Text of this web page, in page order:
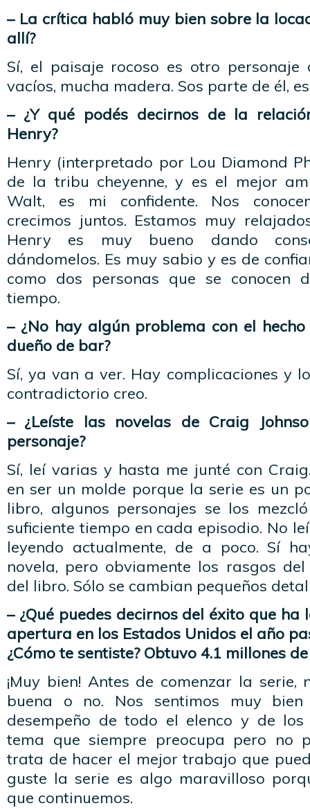
– La crítica habló muy bien sobre la
allí?
Sí, el paisaje rocoso es otro personaje
vacíos, mucha madera. Sos parte de él,
– ¿Y qué podés decirnos de la
Henry?
Henry (interpretado por Lou Diamond
de la tribu cheyenne, y es el mejor
Walt, es mi confidente. Nos
crecimos juntos. Estamos muy
Henry es muy bueno dando
dándomelos. Es muy sabio y es de
como dos personas que se conocen
tiempo.
– ¿No hay algún problema con el
dueño de bar?
Sí, ya van a ver. Hay complicaciones y
contradictorio creo.
– ¿Leíste las novelas de Craig
personaje?
Sí, leí varias y hasta me junté con
en ser un molde porque la serie es un
libro, algunos personajes se los
suficiente tiempo en cada episodio. No
leyendo actualmente, de a poco. Sí
novela, pero obviamente los rasgos
del libro. Sólo se cambian pequeños
– ¿Qué puedes decirnos del éxito que
apertura en los Estados Unidos el año
¿Cómo te sentiste? Obtuvo 4.1 millones
¡Muy bien! Antes de comenzar la
buena o no. Nos sentimos muy
desempeño de todo el elenco y de los
tema que siempre preocupa pero no
trata de hacer el mejor trabajo que
guste la serie es algo maravilloso
que continuemos.